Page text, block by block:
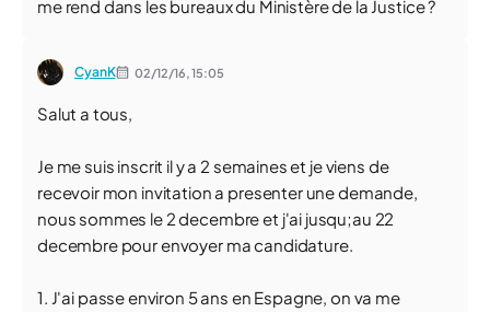
me rend dans les bureaux du Ministère de la Justice ?
CyanK 02/12/16,15:05
Salut a tous,
Je me suis inscrit il y a 2 semaines et je viens de
recevoir mon invitation a presenter une demande,
nous sommes le 2 decembre et j'ai jusqu;au 22
decembre pour envoyer ma candidature.
1. J'ai passe environ 5 ans en Espagne, on va me